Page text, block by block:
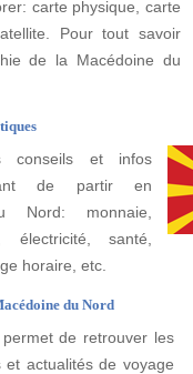
carte physique, carte
Pour tout savoir
de la Macédoine du
conseils et infos
de partir en
Nord: monnaie,
électricité, santé,
horaire, etc.
du Nord
de retrouver les
et actualités de voyage